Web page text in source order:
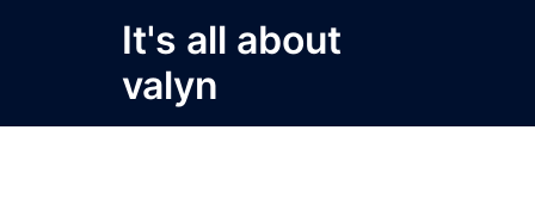
It's all about
valyn